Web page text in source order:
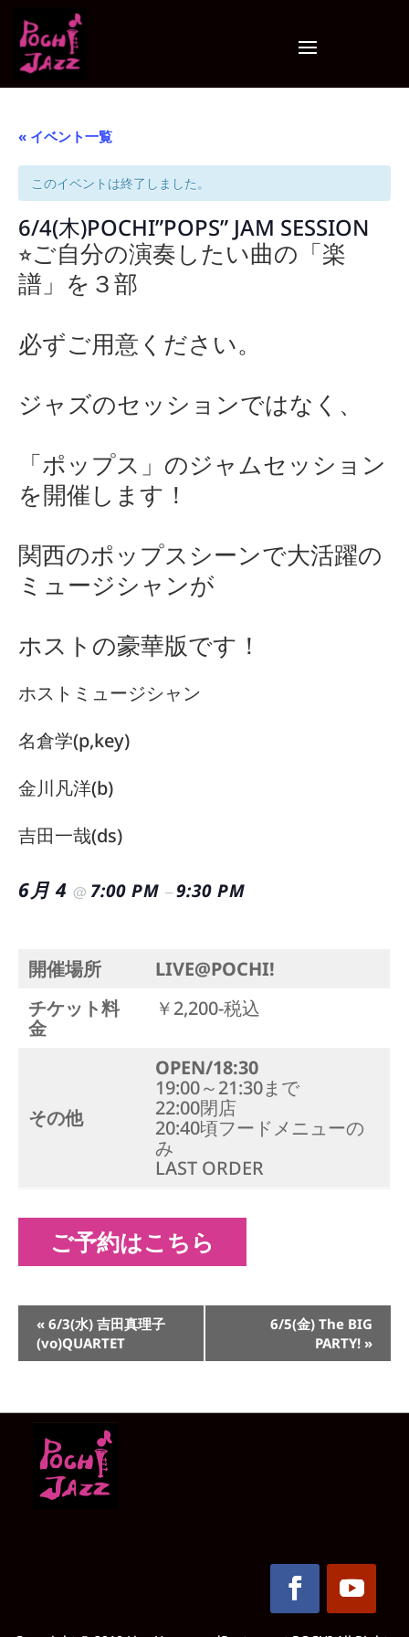
« イベント一覧
このイベントは終了しました。
6/4(木)POCHI”POPS” JAM SESSION
⭐︎ご自分の演奏したい曲の「楽
譜」を３部
必ずご用意ください。
ジャズのセッションではなく、
「ポップス」のジャムセッション
を開催します！
関西のポップスシーンで大活躍の
ミュージシャンが
ホストの豪華版です！
ホストミュージシャン
名倉学(p,key)
金川凡洋(b)
吉田一哉(ds)
6月 4 @ 7:00 PM –9:30 PM
開催場所
LIVE@POCHI!
チケット料
金
￥2,200-税込
その他
OPEN/18:30
19:00～21:30まで
22:00閉店
20:40頃フードメニューの
み
LAST ORDER
ご予約はこちら
イ
ベ
ン
ビ
« 6/3(水) 吉田真理子
(vo)QUARTET
6/5(金) The BIG
PARTY! »